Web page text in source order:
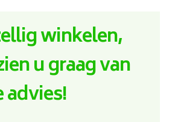
winkelen,
u graag van